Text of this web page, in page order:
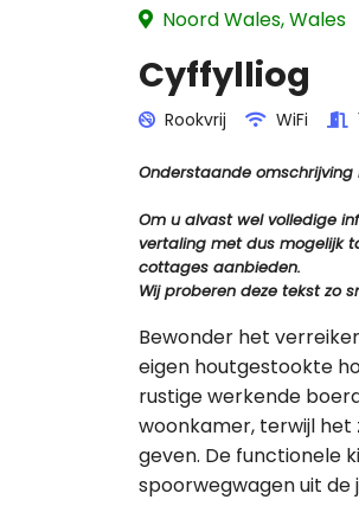
Noord Wales, Wales
Cyffylliog
Rookvrij WiFi
Onderstaande
Om u alvast wel volledige
vertaling met dus mogelijk
cottages aanbieden.
Wij proberen deze tekst zo
Bewonder het
eigen houtgestookte
rustige werkende
woonkamer, terwijl
geven. De functionele
spoorwegwagen uit de